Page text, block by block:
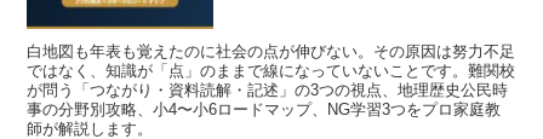
白地図も年表も覚えたのに社会の点が伸びない。その原因は努力不足
ではなく、知識が「点」のままで線になっていないことです。難関校
が問う「つながり・資料読解・記述」の3つの視点、地理歴史公民時
事の分野別攻略、小4〜小6ロードマップ、NG学習3つをプロ家庭教
師が解説します。